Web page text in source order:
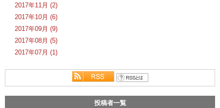
2017年11月 (2)
2017年10月 (6)
2017年09月 (9)
2017年08月 (5)
2017年07月 (1)
投稿者一覧